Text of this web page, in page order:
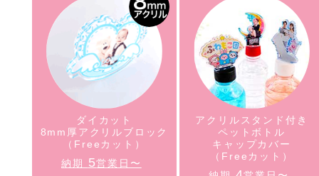
ダイカット
8mm厚アクリルブロック
（Freeカット）
納期 5営業日〜
アクリルスタンド付き
ペットボトル
キャップカバー
（Freeカット）